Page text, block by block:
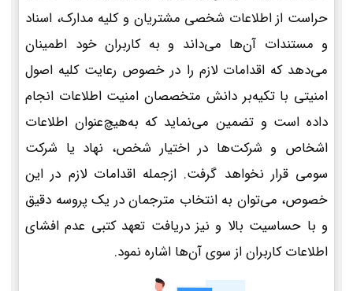
حراست از اطلاعات شخصی مشتریان و کلیه مدارک، اسناد
و مستندات آن‌ها می‌داند و به کاربران خود اطمینان
می‌دهد که اقدامات لازم را در خصوص رعایت کلیه اصول
امنیتی با تکیه‌بر دانش متخصصان امنیت اطلاعات انجام
داده است و تضمین می‌نماید که به‌هیچ‌عنوان اطلاعات
اشخاص و شرکت‌ها در اختیار شخص، نهاد یا شرکت
سومی قرار نخواهد گرفت. ازجمله اقدامات لازم در این
خصوص، می‌توان به انتخاب مترجمان در یک پروسه دقیق
و با حساسیت بالا و نیز دریافت تعهد کتبی عدم افشای
اطلاعات کاربران از سوی آن‌ها اشاره نمود.